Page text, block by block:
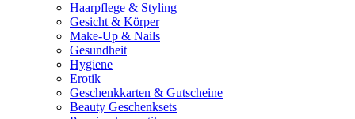
Haarpflege & Styling
Gesicht & Körper
Make-Up & Nails
Gesundheit
Hygiene
Erotik
Geschenkkarten & Gutscheine
Beauty Geschenksets